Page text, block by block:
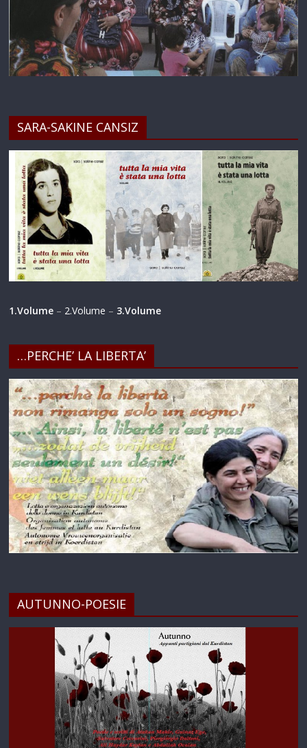
SARA-SAKINE CANSIZ
1.Volume – 2.Volume – 3.Volume
…PERCHE’ LA LIBERTA’
AUTUNNO-POESIE